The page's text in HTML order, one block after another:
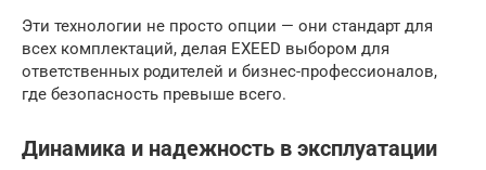
Эти технологии не просто опции — они стандарт для
всех комплектаций, делая EXEED выбором для
ответственных родителей и бизнес-профессионалов,
где безопасность превыше всего.
Динамика и надежность в эксплуатации